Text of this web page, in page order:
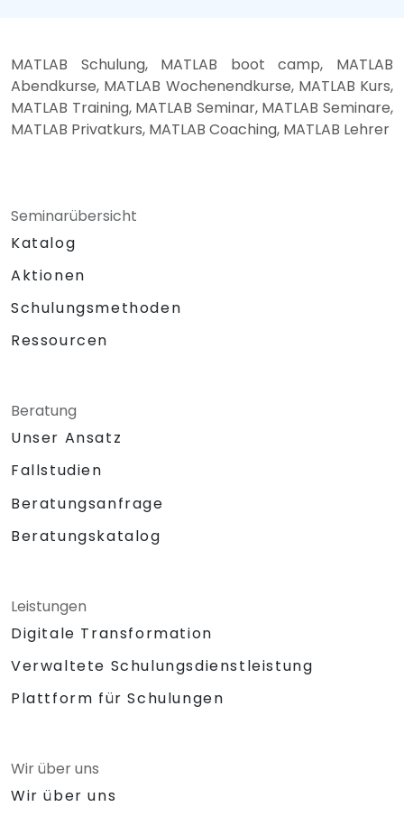
MATLAB Schulung, MATLAB boot camp, MATLAB
Abendkurse, MATLAB Wochenendkurse, MATLAB Kurs,
MATLAB Training, MATLAB Seminar, MATLAB Seminare,
MATLAB Privatkurs, MATLAB Coaching, MATLAB Lehrer
Seminarübersicht
Katalog
Aktionen
Schulungsmethoden
Ressourcen
Beratung
Unser Ansatz
Fallstudien
Beratungsanfrage
Beratungskatalog
Leistungen
Digitale Transformation
Verwaltete Schulungsdienstleistung
Plattform für Schulungen
Wir über uns
Wir über uns